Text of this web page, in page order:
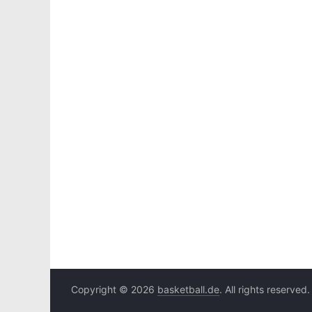
Copyright © 2026 basketball.de. All rights reserved.